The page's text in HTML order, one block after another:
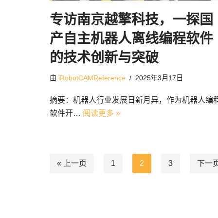
专访南京越擎科技，一探国
产自主机器人离线编程软件
的技术创新与突破
由 iRobotCAMReference 2025年3月17日
摘要：机器人行业发展日新月异，作为机器人编
软件开… 阅读更多 »
« 上一页 1 2 3 下一